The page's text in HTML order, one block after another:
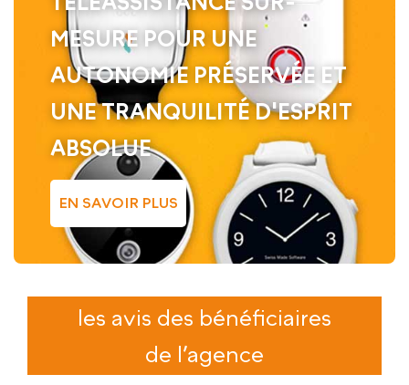
MESURE POUR UNE
AUTONOMIE PRÉSERVÉE ET
UNE TRANQUILITÉ D'ESPRIT
ABSOLUE
EN SAVOIR PLUS
les avis des bénéficiaires
de l’agence